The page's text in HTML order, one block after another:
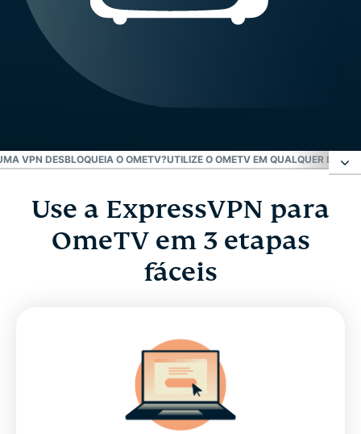
VPN DESBLOQUEIA O OMETV?UTILIZE O OMETV EM QUALQUER
Use a ExpressVPN para OmeTV em 3 etapas
Como uma VPN desbloqueia o OmeTV?
Utilize o OmeTV em qualquer dispositivo
Use a ExpressVPN para
OmeTV em 3 etapas
fáceis